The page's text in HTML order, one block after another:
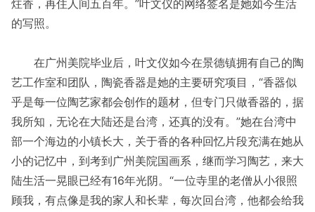
炷香，再住人间五百年。”叶文仪的网络签名是她如今生活
的写照。
在广州美院毕业后，叶文仪如今在景德镇拥有自己的陶
艺工作室和团队，陶瓷香器是她的主要研究项目，“香器似
乎是每一位陶艺家都会创作的题材，但专门只做香器的，据
我所知，无论在大陆还是台湾，还真的没有。”她在台湾中
部一个海边的小镇长大，关于香的各种回忆片段充满在她从
小的记忆中，到考到广州美院国画系，继而学习陶艺，来大
陆生活一晃眼已经有16年光阴。“一位寺里的老僧从小很照
顾我，有点像是我的家人和长辈，每次回台湾，他都会给我